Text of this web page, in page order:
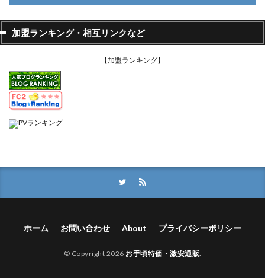
加盟ランキング・相互リンクなど
【加盟ランキング】
ホーム お問い合わせ About プライバシーポリシー
© Copyright 2026 お手頃特価・激安通販.